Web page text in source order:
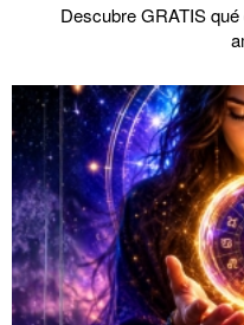
Descubre GRATIS